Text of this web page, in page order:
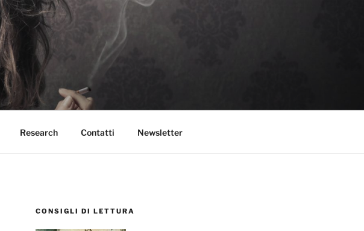
Research Contatti Newsletter
CONSIGLI DI LETTURA